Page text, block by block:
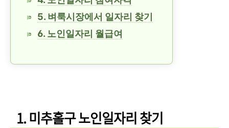
5. 벼룩시장에서 일자리 찾기
6. 노인일자리 월급여
1. 미추홀구 노인일자리 찾기